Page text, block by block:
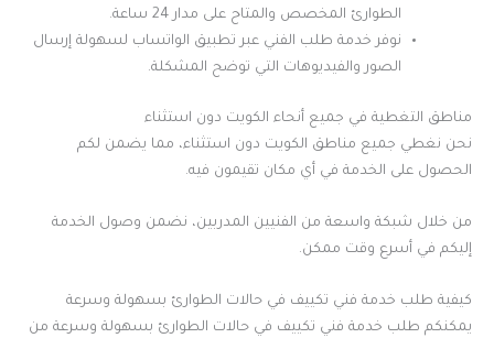
الطوارئ المخصص والمتاح على مدار 24 ساعة.
نوفر خدمة طلب الفني عبر تطبيق الواتساب لسهولة إرسال
الصور والفيديوهات التي توضح المشكلة.
مناطق التغطية في جميع أنحاء الكويت دون استثناء
نحن نغطي جميع مناطق الكويت دون استثناء، مما يضمن لكم
الحصول على الخدمة في أي مكان تقيمون فيه.
من خلال شبكة واسعة من الفنيين المدربين، نضمن وصول الخدمة
إليكم في أسرع وقت ممكن.
كيفية طلب خدمة فني تكييف في حالات الطوارئ بسهولة وسرعة
يمكنكم طلب خدمة فني تكييف في حالات الطوارئ بسهولة وسرعة من